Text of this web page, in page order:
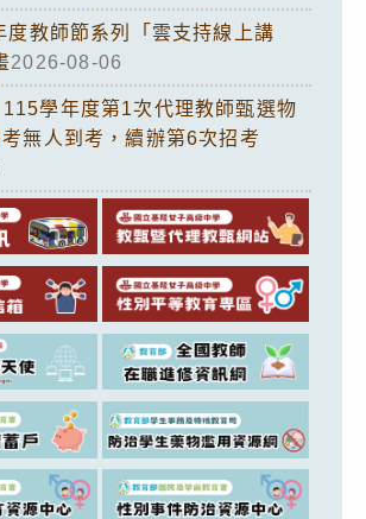
度教師節系列「雲支持線上講
2026-08-06
115學年度第1次代理教師甄選物
無人到考，續辦第6次招考